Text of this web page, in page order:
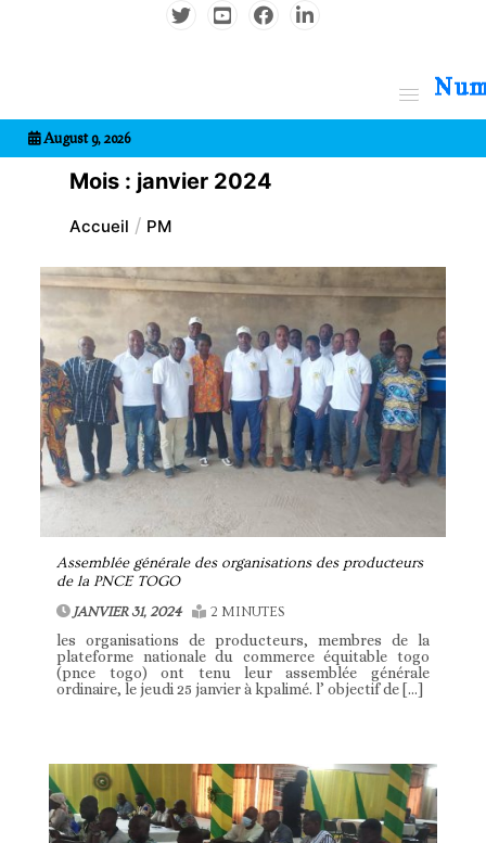
August 9, 2026
Mois : janvier 2024
Accueil PM
Assemblée générale des organisations des producteurs
de la PNCE TOGO
JANVIER 31, 2024 2 MINUTES
les organisations de producteurs, membres de la
plateforme nationale du commerce équitable togo
(pnce togo) ont tenu leur assemblée générale
ordinaire, le jeudi 25 janvier à kpalimé. l’ objectif de […]